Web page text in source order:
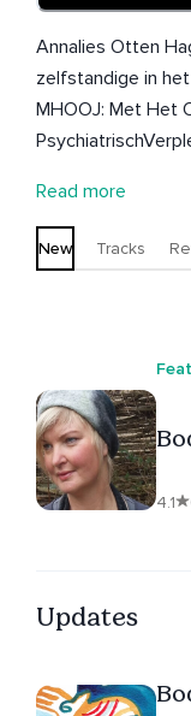
Annalies Otten
zelfstandige in
MHOOJ: Met Het Oog Op
Mindfulness,
de switch van
aandacht in beeld.
Read more
New Tracks
4.1
Updates